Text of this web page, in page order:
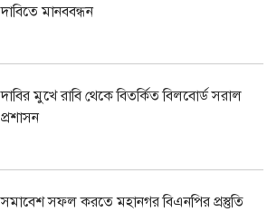
দাবিতে মানববন্ধন
দাবির মুখে রাবি থেকে বিতর্কিত বিলবোর্ড সরাল
প্রশাসন
সমাবেশ সফল করতে মহানগর বিএনপির প্রস্তুতি